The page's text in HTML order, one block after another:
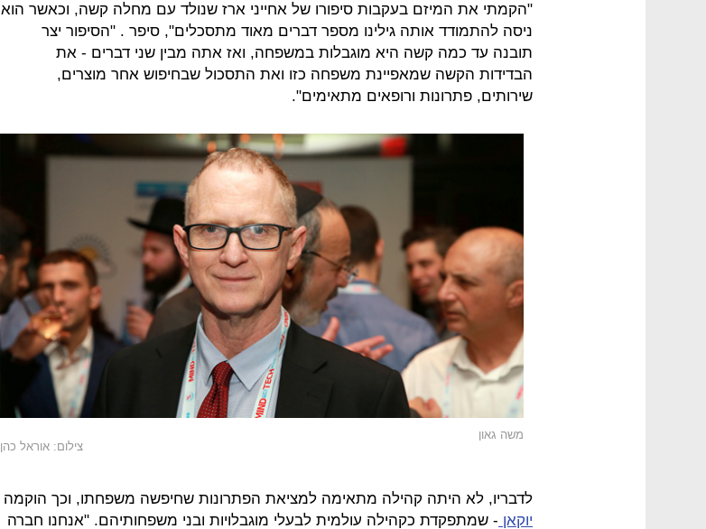
"הקמתי את המיזם בעקבות סיפורו של אחייני ארז שנולד עם מחלה קשה, וכאשר הוא
ניסה להתמודד אותה גילינו מספר דברים מאוד מתסכלים", סיפר . "הסיפור יצר
תובנה עד כמה קשה היא מוגבלות במשפחה, ואז אתה מבין שני דברים - את
הבדידות הקשה שמאפיינת משפחה כזו ואת התסכול שבחיפוש אחר מוצרים,
שירותים, פתרונות ורופאים מתאימים".
משה גאון
צילום: אוראל כהן
לדבריו, לא היתה קהילה מתאימה למציאת הפתרונות שחיפשה משפחתו, וכך הוקמה
יוקאן - שמתפקדת כקהילה עולמית לבעלי מוגבלויות ובני משפחותיהם. "אנחנו חברה